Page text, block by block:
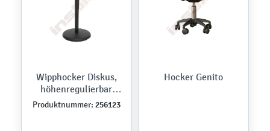
Wipphocker Diskus,
höhenregulierbar,
schwarz
Produktnummer: 256123
Hocker Genito